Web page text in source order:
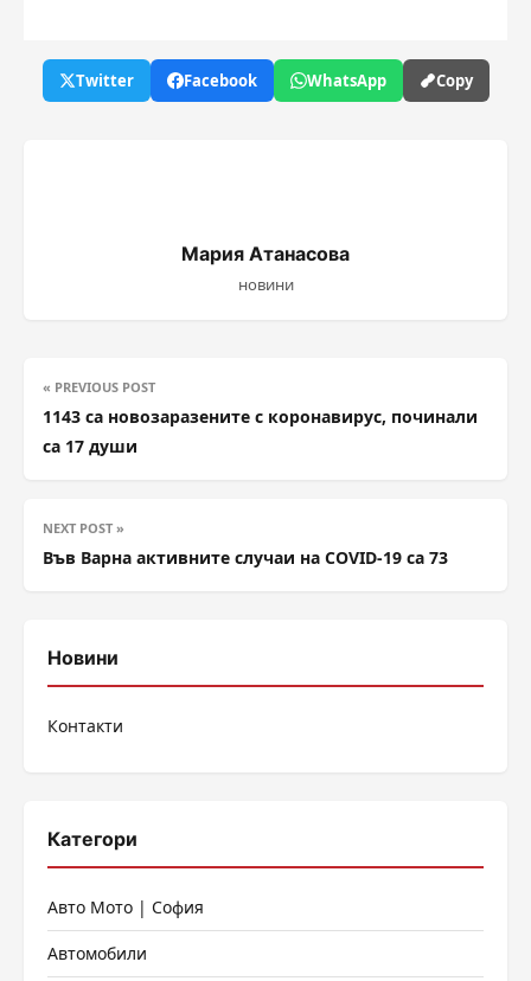
Twitter Facebook WhatsApp Copy
Мария Атанасова
новини
« PREVIOUS POST
1143 са новозаразените с коронавирус, починали
са 17 души
NEXT POST »
Във Варна активните случаи на COVID-19 са 73
Новини
Контакти
Категори
Авто Мото | София
Автомобили